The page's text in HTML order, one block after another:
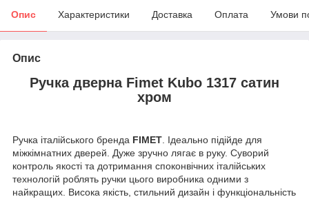
Опис Характеристики Доставка Оплата Умови
Опис
Ручка дверна Fimet Kubo 1317 сатин
хром
Ручка італійського бренда FIMET. Ідеально підійде для
міжкімнатних дверей. Дуже зручно лягає в руку. Суворий
контроль якості та дотримання споконвічних італійських
технологій роблять ручки цього виробника одними з
найкращих. Висока якість, стильний дизайн і функціональність